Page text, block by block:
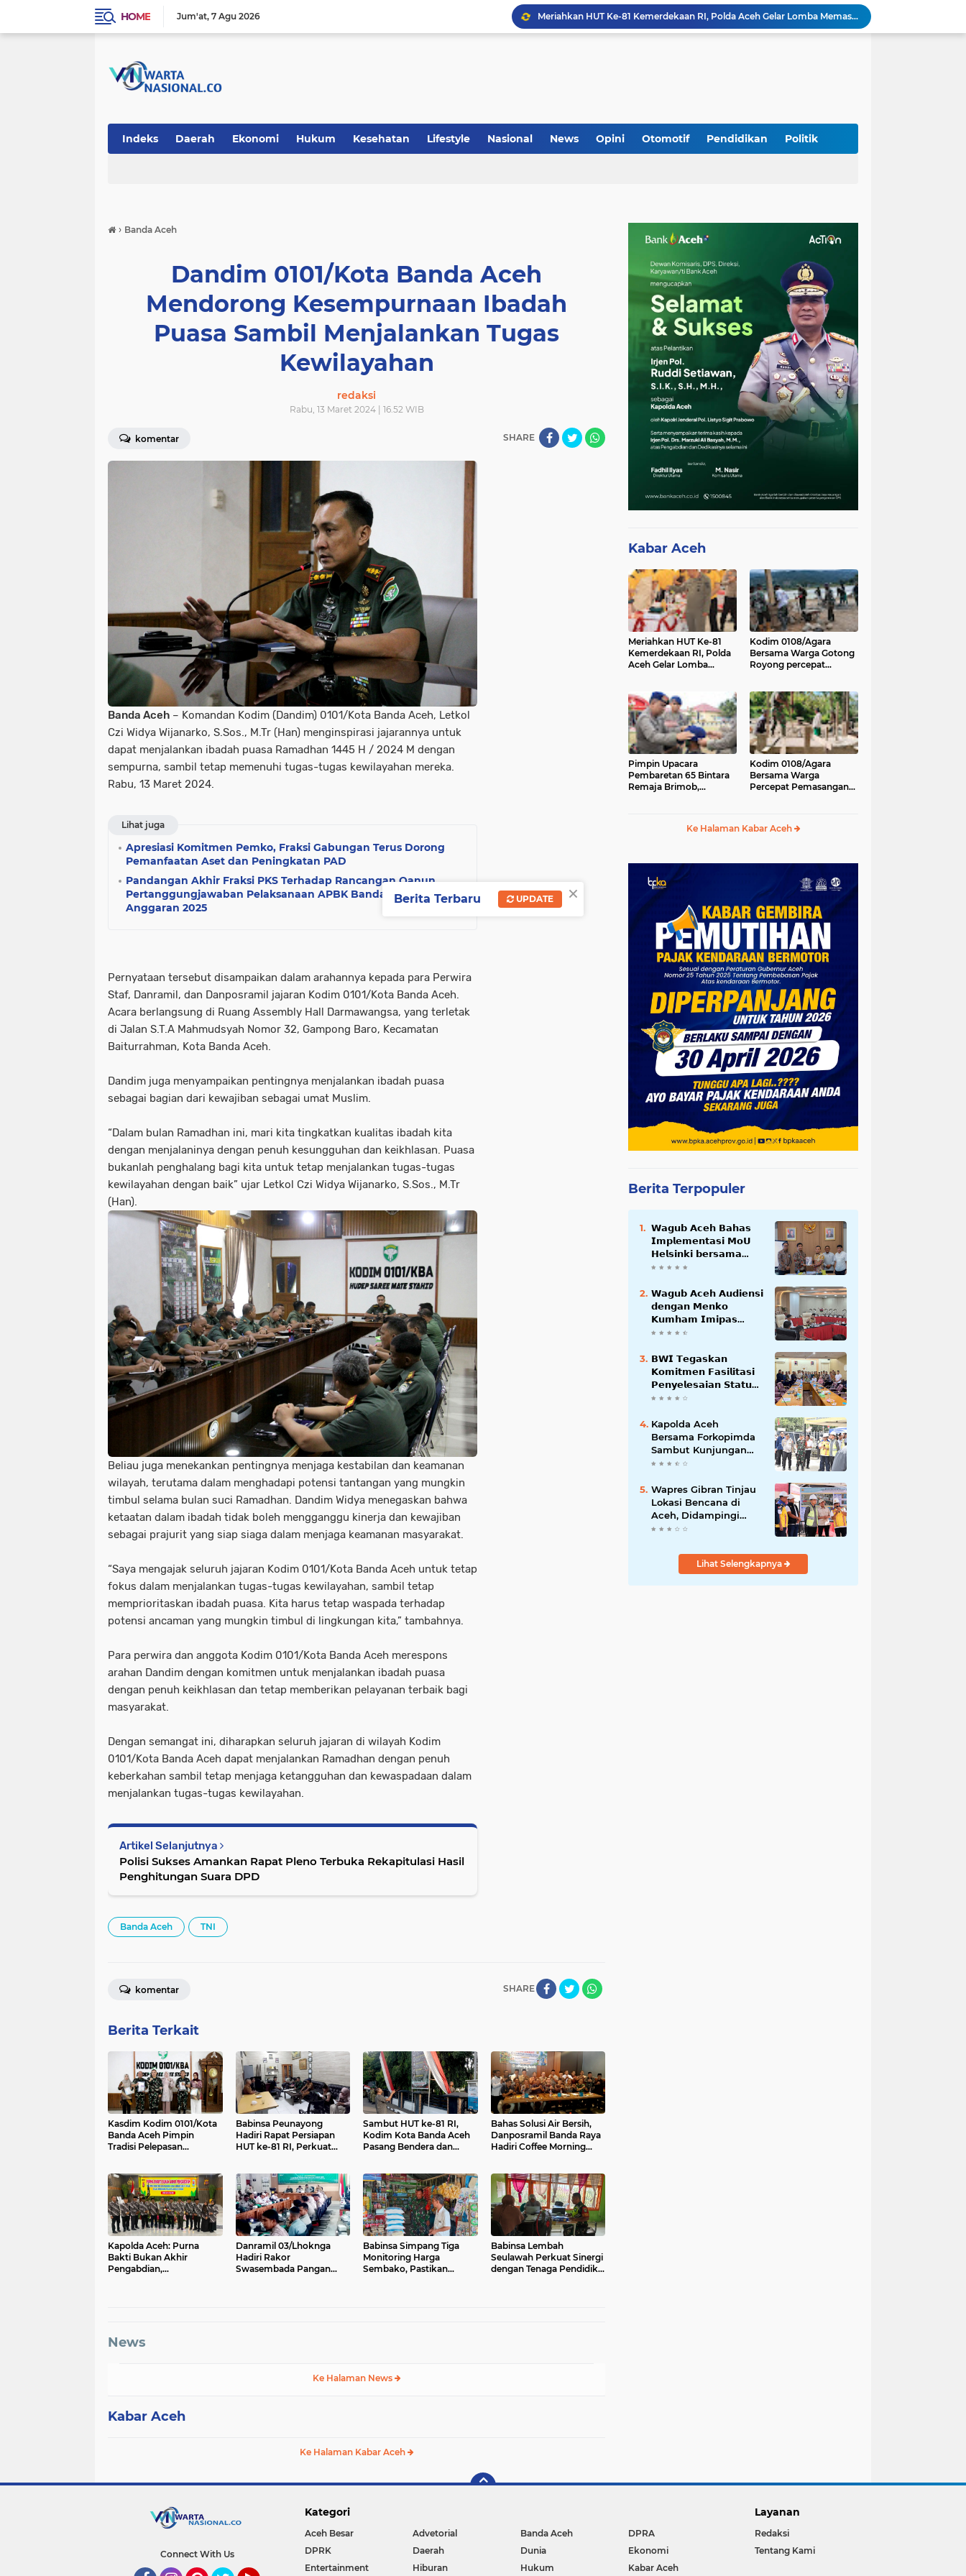
HOME Jum'at 7 Agu 2026
Meriahkan HUT Ke-81 Kemerdekaan RI, Polda Aceh Gelar Lomba Memasak Nasi Goreng dan Aneka Minuman
Babinsa Simpang Tiga Monitoring Harga Sembako, Pastikan Stabilitas dan Ketersediaan Bahan Pokok
Kodim 0108/Agara Bersama Warga Percepat Pemasangan Tiang Pylon Jembatan Gantung di Desa Lawe Ger-Ger Aceh Tenggara
Indeks Daerah Ekonomi Hukum Kesehatan Lifestyle Nasional News Opini Otomotif Pendidikan Politik
› Banda Aceh
Dandim 0101/Kota Banda Aceh
Mendorong Kesempurnaan Ibadah
Puasa Sambil Menjalankan Tugas
Kewilayahan
redaksi
Rabu, 13 Maret 2024 | 16.52 WIB
komentar SHARE
Banda Aceh – Komandan Kodim (Dandim) 0101/Kota Banda Aceh, Letkol
Czi Widya Wijanarko, S.Sos., M.Tr (Han) menginspirasi jajarannya untuk
dapat menjalankan ibadah puasa Ramadhan 1445 H / 2024 M dengan
sempurna, sambil tetap memenuhi tugas-tugas kewilayahan mereka.
Rabu, 13 Maret 2024.
Lihat juga
Apresiasi Komitmen Pemko, Fraksi Gabungan Terus Dorong
Pemanfaatan Aset dan Peningkatan PAD
Pandangan Akhir Fraksi PKS Terhadap Rancangan Qanun
Pertanggungjawaban Pelaksanaan APBK Banda Aceh Tahun
Anggaran 2025
Pernyataan tersebut disampaikan dalam arahannya kepada para Perwira
Staf, Danramil, dan Danposramil jajaran Kodim 0101/Kota Banda Aceh.
Acara berlangsung di Ruang Assembly Hall Darmawangsa, yang terletak
di Jalan S.T.A Mahmudsyah Nomor 32, Gampong Baro, Kecamatan
Baiturrahman, Kota Banda Aceh.
Dandim juga menyampaikan pentingnya menjalankan ibadah puasa
sebagai bagian dari kewajiban sebagai umat Muslim.
“Dalam bulan Ramadhan ini, mari kita tingkatkan kualitas ibadah kita
dengan menjalaninya dengan penuh kesungguhan dan keikhlasan. Puasa
bukanlah penghalang bagi kita untuk tetap menjalankan tugas-tugas
kewilayahan dengan baik” ujar Letkol Czi Widya Wijanarko, S.Sos., M.Tr
(Han).
Beliau juga menekankan pentingnya menjaga kestabilan dan keamanan
wilayah, terutama dalam menghadapi potensi tantangan yang mungkin
timbul selama bulan suci Ramadhan. Dandim Widya menegaskan bahwa
ketaatan dalam ibadah tidak boleh mengganggu kinerja dan kewajiban
sebagai prajurit yang siap siaga dalam menjaga keamanan masyarakat.
“Saya mengajak seluruh jajaran Kodim 0101/Kota Banda Aceh untuk tetap
fokus dalam menjalankan tugas-tugas kewilayahan, sambil tetap
memprioritaskan ibadah puasa. Kita harus tetap waspada terhadap
potensi ancaman yang mungkin timbul di lingkungan kita,” tambahnya.
Para perwira dan anggota Kodim 0101/Kota Banda Aceh merespons
arahan Dandim dengan komitmen untuk menjalankan ibadah puasa
dengan penuh keikhlasan dan tetap memberikan pelayanan terbaik bagi
masyarakat.
Dengan semangat ini, diharapkan seluruh jajaran di wilayah Kodim
0101/Kota Banda Aceh dapat menjalankan Ramadhan dengan penuh
keberkahan sambil tetap menjaga ketangguhan dan kewaspadaan dalam
menjalankan tugas-tugas kewilayahan.
Artikel Selanjutnya
Polisi Sukses Amankan Rapat Pleno Terbuka Rekapitulasi Hasil
Penghitungan Suara DPD
Banda Aceh TNI
SHARE
komentar
Berita Terkait
Kasdim Kodim 0101/Kota
Banda Aceh Pimpin
Tradisi Pelepasan
Babinsa Peunayong
Hadiri Rapat Persiapan
HUT ke-81 RI, Perkuat
Sambut HUT ke-81 RI,
Kodim Kota Banda Aceh
Pasang Bendera dan
Bahas Solusi Air Bersih,
Danposramil Banda Raya
Hadiri Coffee Morning
Kapolda Aceh: Purna
Bakti Bukan Akhir
Pengabdian,
Danramil 03/Lhoknga
Hadiri Rakor
Swasembada Pangan
Babinsa Simpang Tiga
Monitoring Harga
Sembako, Pastikan
Babinsa Lembah
Seulawah Perkuat Sinergi
dengan Tenaga Pendidik,
News
Ke Halaman News
Kabar Aceh
Ke Halaman Kabar Aceh
Kabar Aceh
Meriahkan HUT Ke-81
Kemerdekaan RI, Polda
Aceh Gelar Lomba
Kodim 0108/Agara
Bersama Warga Gotong
Royong percepat
Desa Gulo Aceh
Tenggara
Pimpin Upacara
Pembaretan 65 Bintara
Remaja Brimob,
Kodim 0108/Agara
Bersama Warga
Percepat Pemasangan
Ke Halaman Kabar Aceh
Berita Terpopuler
𝗪𝗮𝗴𝘂𝗯 𝗔𝗰𝗲𝗵 𝗕𝗮𝗵𝗮𝘀
𝗜𝗺𝗽𝗹𝗲𝗺𝗲𝗻𝘁𝗮𝘀𝗶 𝗠𝗼𝗨
𝗛𝗲𝗹𝘀𝗶𝗻𝗸𝗶 𝗯𝗲𝗿𝘀𝗮𝗺𝗮
𝗦𝗲𝗸𝗿𝗲𝘁𝗮𝗿𝗶𝗮𝘁 𝗡𝗲𝗴𝗮𝗿𝗮
𝗪𝗮𝗴𝘂𝗯 𝗔𝗰𝗲𝗵 𝗔𝘂𝗱𝗶𝗲𝗻𝘀𝗶
𝗱𝗲𝗻𝗴𝗮𝗻 𝗠𝗲𝗻𝗸𝗼
𝗞𝘂𝗺𝗵𝗮𝗺 𝗜𝗺𝗶𝗽𝗮𝘀
𝗧𝗲𝗿𝗸𝗮𝗶𝘁 𝗦𝘁𝗮𝘁𝘂𝘀 𝗪𝗮𝗸𝗮𝗳
𝗕𝗪𝗜 𝗧𝗲𝗴𝗮𝘀𝗸𝗮𝗻
𝗞𝗼𝗺𝗶𝘁𝗺𝗲𝗻 𝗙𝗮𝘀𝗶𝗹𝗶𝘁𝗮𝘀𝗶
𝗣𝗲𝗻𝘆𝗲𝗹𝗲𝘀𝗮𝗶𝗮𝗻 𝗦𝘁𝗮𝘁𝘂𝘀
𝗪𝗮𝗸𝗮𝗳 𝗕𝗹𝗮𝗻𝗴 𝗣𝗮𝗱𝗮𝗻𝗴
Kapolda Aceh
Bersama Forkopimda
Sambut Kunjungan
Kerja Wakil Presiden
Bireuen
Wapres Gibran Tinjau
Lokasi Bencana di
Aceh, Didampingi
Wagub Dek Fadh
Lihat Selengkapnya
Connect With Us
Kategori
Aceh Besar Advetorial Banda Aceh
DPRA
DPRK
Daerah Dunia
Ekonomi
Entertainment
Hiburan Hukum Kabar Aceh
Layanan
Redaksi
Tentang Kami
×
Berita Terbaru UPDATE